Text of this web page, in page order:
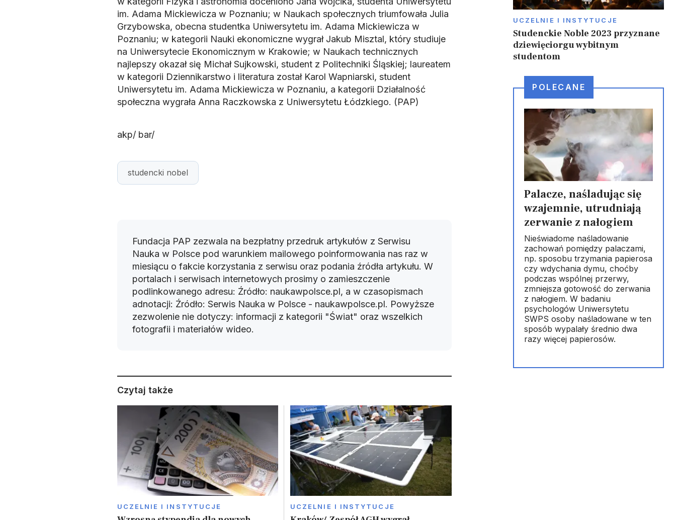
im. Adama Mickiewicza w Poznaniu; w Naukach społecznych triumfowała Julia
Grzybowska, obecna studentka Uniwersytetu im. Adama Mickiewicza w
Poznaniu; w kategorii Nauki ekonomiczne wygrał Jakub Misztal, który studiuje
na Uniwersytecie Ekonomicznym w Krakowie; w Naukach technicznych
najlepszy okazał się Michał Sujkowski, student z Politechniki Śląskiej; laureatem
w kategorii Dziennikarstwo i literatura został Karol Wapniarski, student
Uniwersytetu im. Adama Mickiewicza w Poznaniu, a kategorii Działalność
społeczna wygrała Anna Raczkowska z Uniwersytetu Łódzkiego. (PAP)
akp/ bar/
studencki nobel
Fundacja PAP zezwala na bezpłatny przedruk artykułów z Serwisu
Nauka w Polsce pod warunkiem mailowego poinformowania nas raz w
miesiącu o fakcie korzystania z serwisu oraz podania źródła artykułu. W
portalach i serwisach internetowych prosimy o zamieszczenie
podlinkowanego adresu: Źródło: naukawpolsce.pl, a w czasopismach
adnotacji: Źródło: Serwis Nauka w Polsce - naukawpolsce.pl. Powyższe
zezwolenie nie dotyczy: informacji z kategorii "Świat" oraz wszelkich
fotografii i materiałów wideo.
Czytaj także
UCZELNIE I INSTYTUCJE UCZELNIE I INSTYTUCJE
UCZELNIE I INSTYTUCJE
Studenckie Noble 2023 przyznane
dziewięciorgu wybitnym
studentom
POLECANE
Palacze, naśladując się
wzajemnie, utrudniają
zerwanie z nałogiem
Nieświadome naśladowanie
zachowań pomiędzy palaczami,
np. sposobu trzymania papierosa
czy wdychania dymu, choćby
podczas wspólnej przerwy,
zmniejsza gotowość do zerwania
z nałogiem. W badaniu
psychologów Uniwersytetu
SWPS osoby naśladowane w ten
sposób wypalały średnio dwa
razy więcej papierosów.